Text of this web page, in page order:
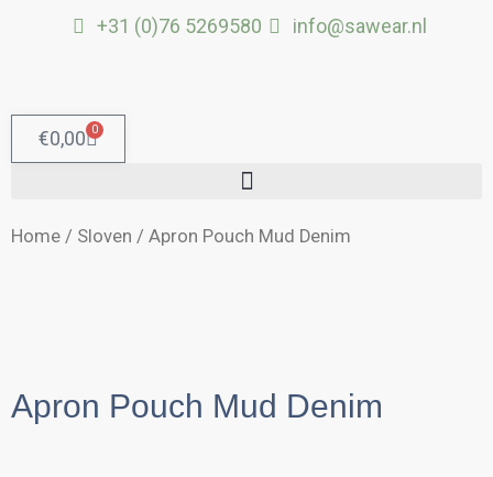
+31 (0)76 5269580 info@sawear.nl
€0,00 0
Winkelwagen
Home / Sloven / Apron Pouch Mud Denim
Apron Pouch Mud Denim